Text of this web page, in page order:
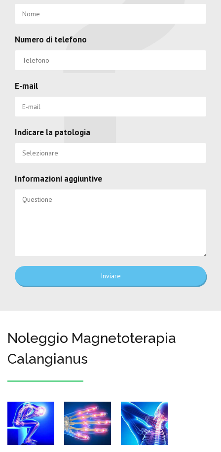
Numero di telefono
E-mail
Indicare la patologia
Informazioni aggiuntive
Inviare
Noleggio Magnetoterapia
Calangianus